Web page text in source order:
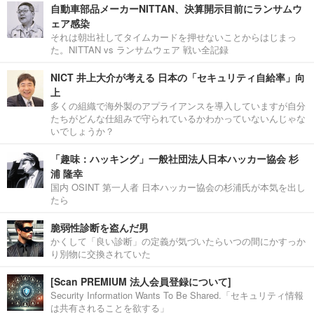
自動車部品メーカーNITTAN、決算開示目前にランサムウ
ェア感染
それは朝出社してタイムカードを押せないことからはじまっ
た。NITTAN vs ランサムウェア 戦い全記録
NICT 井上大介が考える 日本の「セキュリティ自給率」向
上
多くの組織で海外製のアプライアンスを導入していますが自分
たちがどんな仕組みで守られているかわかっていないんじゃな
いでしょうか？
「趣味：ハッキング」一般社団法人日本ハッカー協会 杉
浦 隆幸
国内 OSINT 第一人者 日本ハッカー協会の杉浦氏が本気を出し
たら
脆弱性診断を盗んだ男
かくして「良い診断」の定義が気づいたらいつの間にかすっか
り別物に交換されていた
[Scan PREMIUM 法人会員登録について]
Security Information Wants To Be Shared.「セキュリティ情報
は共有されることを欲する」